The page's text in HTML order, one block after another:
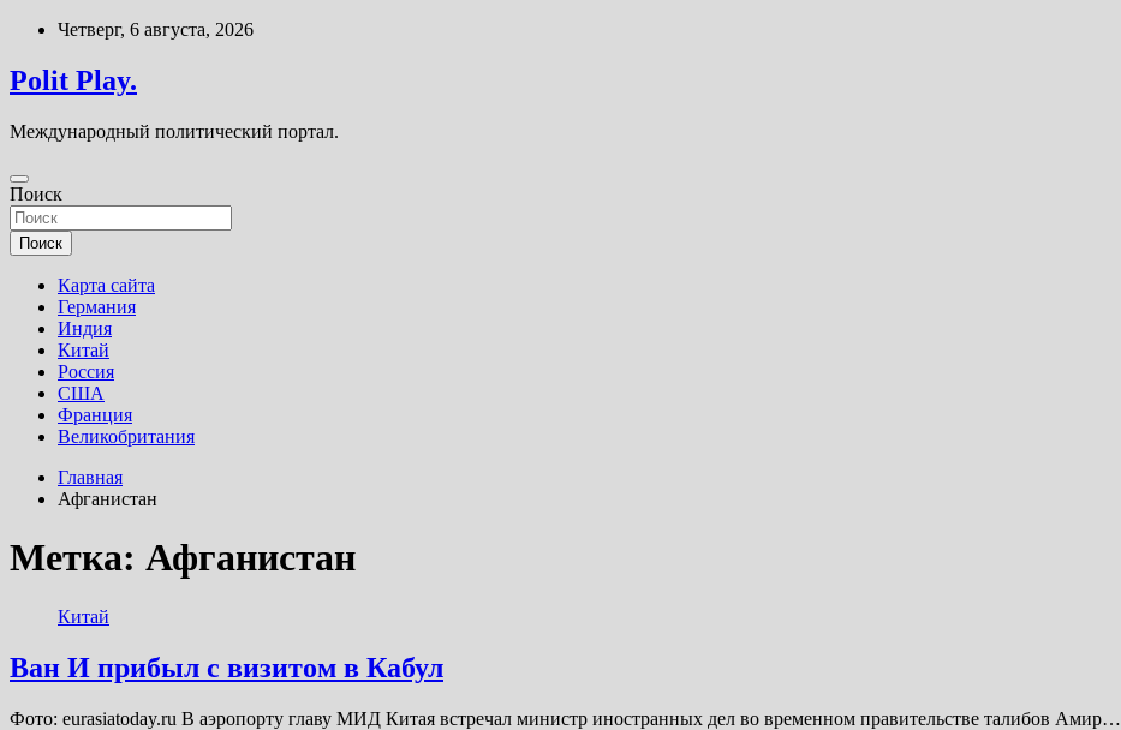
Перейти
содержимому
Четверг, 6 августа, 2026
Polit Play.
Международный политический портал.
Поиск
Поиск
Карта сайта
Германия
Индия
Китай
Россия
США
Франция
Великобритания
Главная
Афганистан
Метка: Афганистан
Китай
Ван И прибыл с визитом в Кабул
Фото: eurasiatoday.ru В аэропорту главу МИД Китая встречал министр иностранных дел во временном правительстве талибов Амир…